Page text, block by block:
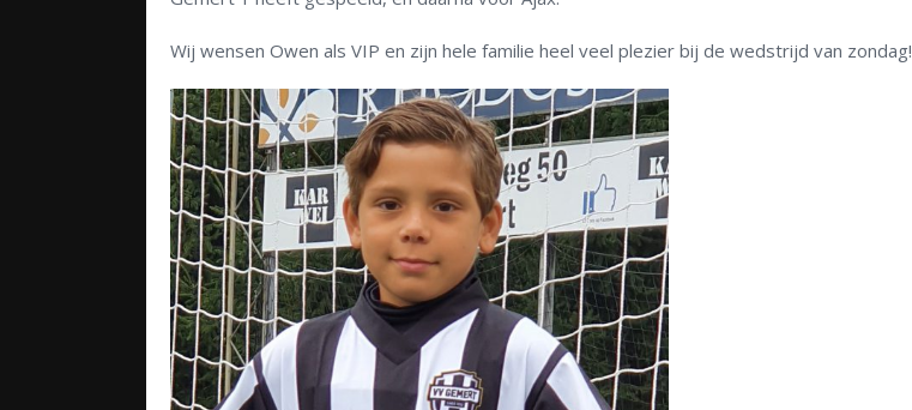
Wij wensen Owen als VIP en zijn hele familie heel veel plezier bij de wedstrijd van zondag!